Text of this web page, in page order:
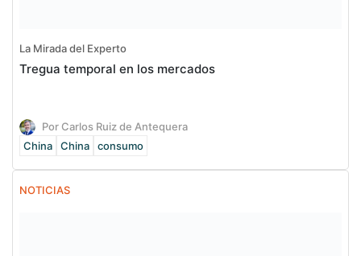
La Mirada del Experto
Tregua temporal en los mercados
Por Carlos Ruiz de Antequera
China
China consumo
NOTICIAS